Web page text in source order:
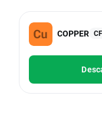
COPPER